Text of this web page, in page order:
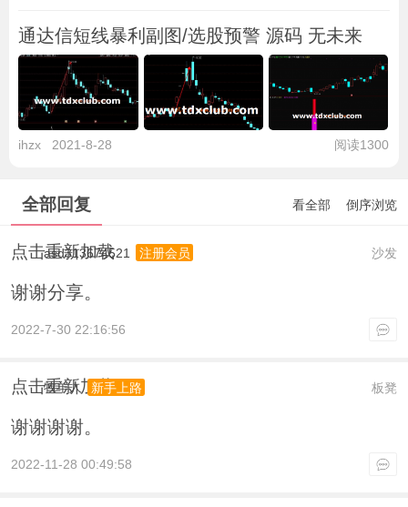
通达信短线暴利副图/选股预警 源码 无未来
ihzx 2021-8-28 阅读1300
全部回复 看全部 倒序浏览
点击重新加载 沙发
asd313674521 注册会员
谢谢分享。
2022-7-30 22:16:56
点击重新加载 板凳
牧羊人 新手上路
谢谢谢谢。
2022-11-28 00:49:58